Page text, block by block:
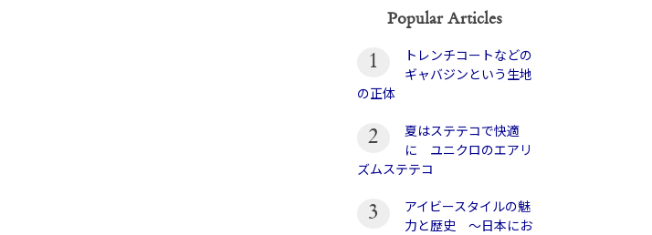
Popular Articles
1
トレンチコートなどの
ギャバジンという生地
の正体
2
夏はステテコで快適
に ユニクロのエアリ
ズムステテコ
3
アイビースタイルの魅
力と歴史 〜日本にお